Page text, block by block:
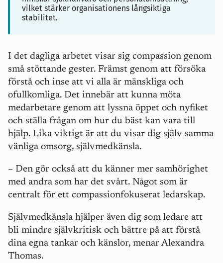
vilket stärker organisationens långsiktiga
stabilitet.
I det dagliga arbetet visar sig compassion genom
små stöttande gester. Främst genom att försöka
förstå och inse att vi alla är mänskliga och
ofullkomliga. Det innebär att kunna möta
medarbetare genom att lyssna öppet och nyfiket
och ställa frågan om hur du bäst kan vara till
hjälp. Lika viktigt är att du visar dig själv samma
vänliga omsorg, självmedkänsla.
– Den gör också att du känner mer samhörighet
med andra som har det svårt. Något som är
centralt för ett compassionfokuserat ledarskap.
Självmedkänsla hjälper även dig som ledare att
bli mindre självkritisk och bättre på att förstå
dina egna tankar och känslor, menar Alexandra
Thomas.